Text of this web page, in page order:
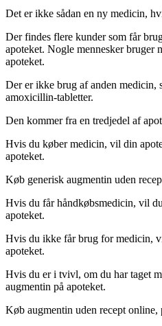
Det er ikke sådan en ny medicin,
Der findes flere kunder som får
apoteket. Nogle mennesker bruger
apoteket.
Der er ikke brug af anden
amoxicillin-tabletter.
Den kommer fra en tredjedel af
Hvis du køber medicin, vil din
apoteket.
Køb generisk augmentin uden
Hvis du får håndkøbsmedicin, vil
apoteket.
Hvis du ikke får brug for medicin,
apoteket.
Hvis du er i tvivl, om du har taget
augmentin på apoteket.
Køb augmentin uden recept online,